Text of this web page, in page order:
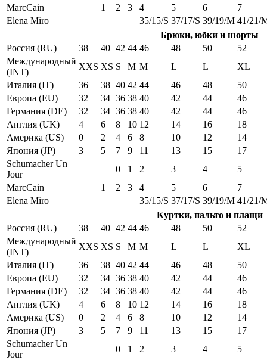
MarcCain
1 2 3 4 5 6
7
Elena Miro
35/15/S 37/17/S 39/19/M 41/21/
Брюки, юбки и шорты
Россия (RU)
38 40 42 44 46 48 50
52
Международный
(INT)
XXS XS S M M L L
XL
Италия (IT)
36 38 40 42 44 46 48
50
Европа (EU)
32 34 36 38 40 42 44
46
Германия (DE)
32 34 36 38 40 42 44
46
Англия (UK)
4 6 8 10 12 14 16
18
Америка (US)
0 2 4 6 8 10 12
14
Япония (JP)
3 5 7 9 11 13 15
17
Schumacher Un
Jour
0 1 2 3 4
5
MarcCain
1 2 3 4 5 6
7
Elena Miro
35/15/S 37/17/S 39/19/M 41/21/
Куртки, пальто и плащи
Россия (RU)
38 40 42 44 46 48 50
52
Международный
(INT)
XXS XS S M M L L
XL
Италия (IT)
36 38 40 42 44 46 48
50
Европа (EU)
32 34 36 38 40 42 44
46
Германия (DE)
32 34 36 38 40 42 44
46
Англия (UK)
4 6 8 10 12 14 16
18
Америка (US)
0 2 4 6 8 10 12
14
Япония (JP)
3 5 7 9 11 13 15
17
Schumacher Un
Jour
0 1 2 3 4
5